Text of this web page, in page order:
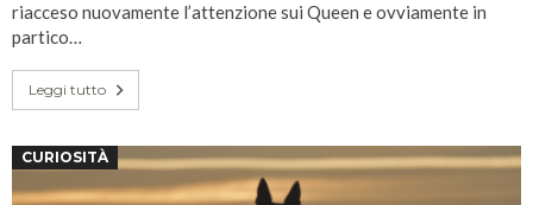
riacceso nuovamente l’attenzione sui Queen e ovviamente in
partico…
Leggi tutto
CURIOSITÀ